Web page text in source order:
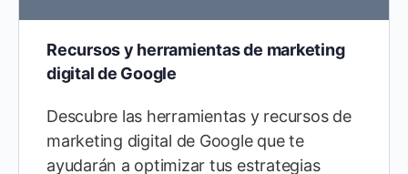
Recursos y herramientas de marketing
digital de Google
Descubre las herramientas y recursos de
marketing digital de Google que te
ayudarán a optimizar tus estrategias